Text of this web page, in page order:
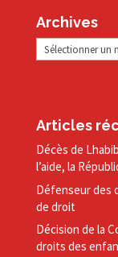
Archives
Archives
Articles
Décès de
l’aide, la
Défenseur des
de droit
Décision de la
droits des